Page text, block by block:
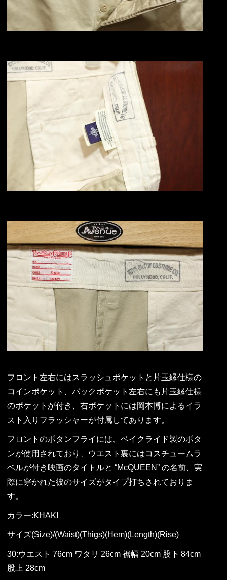
フロント左右にはスラッシュポケットと片玉縁仕様の
コインポケット、バックポケット左右にも片玉縁仕様
のポケットが付き、右ポケットには岡本博によるイラ
スト入りフラッシャーが付属してあります。
フロントのボタンフライには、ベイクライド製のボタ
ンが使用されており、ウエスト裏にはコスチュームラ
ベルが付き映画のタイトルと “McQUEEN” の名前、実
際に穿かれた彼のサイズがタイプ打ちされておりま
す。
カラー:KHAKI
サイズ(Size)/(Waist)(Thigs)(Hem)(Length)(Rise)
30:ウエスト 76cm ワタリ 26cm 裾幅 20cm 股下 84cm
股上 28cm